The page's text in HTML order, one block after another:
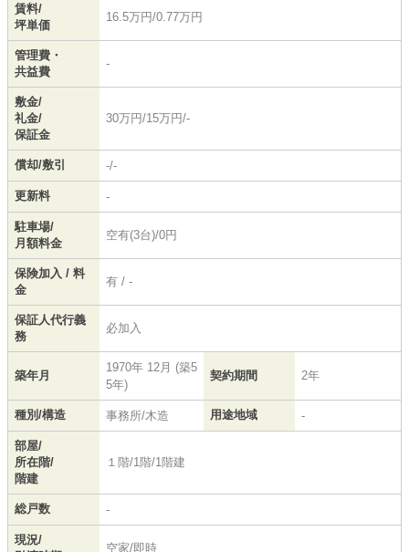
賃料/
坪単価
16.5万円/0.77万円
管理費・
共益費
-
敷金/
礼金/
保証金
30万円/15万円/-
償却/敷引 -/-
更新料 -
駐車場/
月額料金
空有(3台)/0円
保険加入 / 料
金
有 / -
保証人代行義
務
必加入
築年月
1970年 12月 (築5
5年)
契約期間 2年
種別/構造 事務所/木造 用途地域 -
部屋/
所在階/
階建
１階/1階/1階建
総戸数 -
現況/
空家/即時